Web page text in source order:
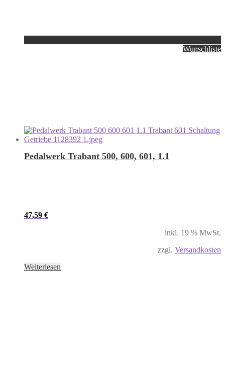
Wunschliste
Pedalwerk Trabant 500, 600, 601, 1.1
47,59 €
inkl. 19 % MwSt.
zzgl. Versandkosten
Weiterlesen